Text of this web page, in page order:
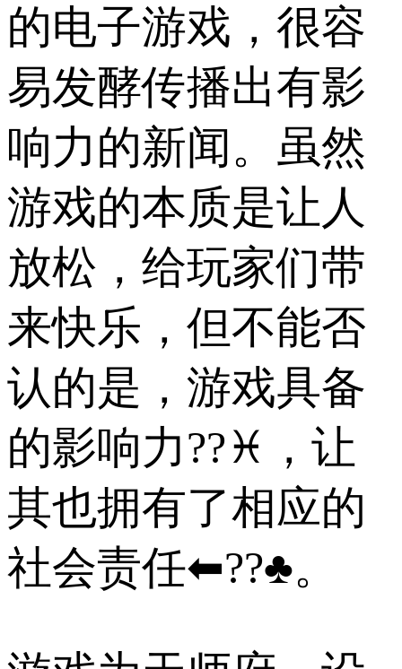
的电子游戏，很容
易发酵传播出有影
响力的新闻。虽然
游戏的本质是让人
放松，给玩家们带
来快乐，但不能否
认的是，游戏具备
的影响力??♓，让
其也拥有了相应的
社会责任⬅??♣。